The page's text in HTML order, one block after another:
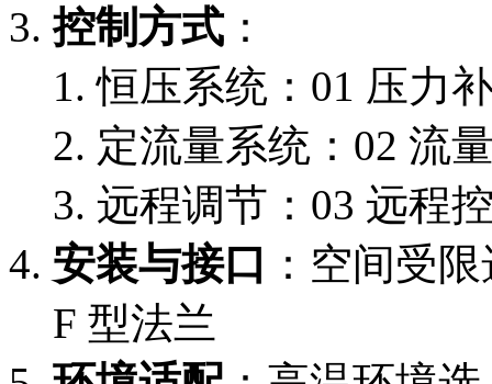
控制方式：
恒压系统：01 压力
定流量系统：02 流
远程调节：03 远程
安装与接口
：空间受
F 型法兰